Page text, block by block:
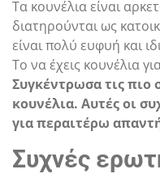
Τα κουνέλια είναι
διατηρούνται ως
είναι πολύ ευφυή και
Το να έχεις κουνέλια
Συγκέντρωσα τις πιο
κουνέλια. Αυτές οι
για περαιτέρω
Συχνές